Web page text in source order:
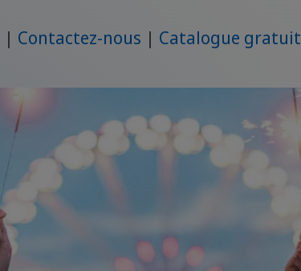
Contactez-nous Catalogue gratuit